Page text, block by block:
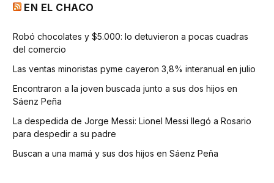
EN EL CHACO
Robó chocolates y $5.000: lo detuvieron a pocas cuadras
del comercio
Las ventas minoristas pyme cayeron 3,8% interanual en julio
Encontraron a la joven buscada junto a sus dos hijos en
Sáenz Peña
La despedida de Jorge Messi: Lionel Messi llegó a Rosario
para despedir a su padre
Buscan a una mamá y sus dos hijos en Sáenz Peña